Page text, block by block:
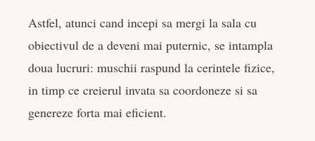
Astfel, atunci cand incepi sa mergi la sala cu
obiectivul de a deveni mai puternic, se intampla
doua lucruri: muschii raspund la cerintele fizice,
in timp ce creierul invata sa coordoneze si sa
genereze forta mai eficient.